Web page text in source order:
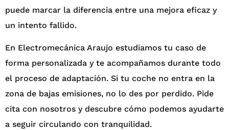
puede marcar la diferencia entre una mejora eficaz y
un intento fallido.
En Electromecánica Araujo estudiamos tu caso de
forma personalizada y te acompañamos durante todo
el proceso de adaptación. Si tu coche no entra en la
zona de bajas emisiones, no lo des por perdido. Pide
cita con nosotros y descubre cómo podemos ayudarte
a seguir circulando con tranquilidad.